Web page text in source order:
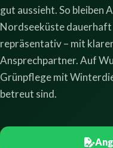
gut aussieht. So bleiben
Nordseeküste
repräsentativ – mit
Ansprechpartner. Auf
Grünpflege mit
betreut sind.